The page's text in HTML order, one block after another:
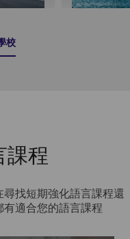
校
課程
找短期強化語言課程還
適合您的語言課程